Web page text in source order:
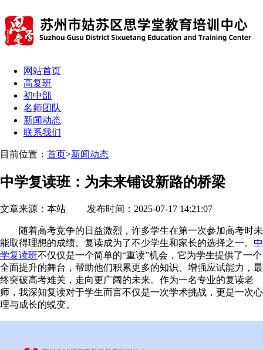
网站首页
高复班
初中部
名师团队
新闻动态
联系我们
目前位置： 首页>新闻动态
中学复读班：为未来铺设新路的桥梁
文章来源：本站 发布时间：2025-07-17 14:21:07
随着高考竞争的日益激烈，许多学生在第一次参加高考时未
能取得理想的成绩。复读成为了不少学生和家长的选择之一。 中
学复读班不仅仅是一个简单的“重读”机会，它为学生提供了一个
全面提升的舞台，帮助他们积累更多的知识、增强应试能力，最
终突破高考难关，走向更广阔的未来。作为一名专业的复读老
师，我深知复读对于学生而言不仅是一次学术挑战，更是一次心
理与成长的蜕变。